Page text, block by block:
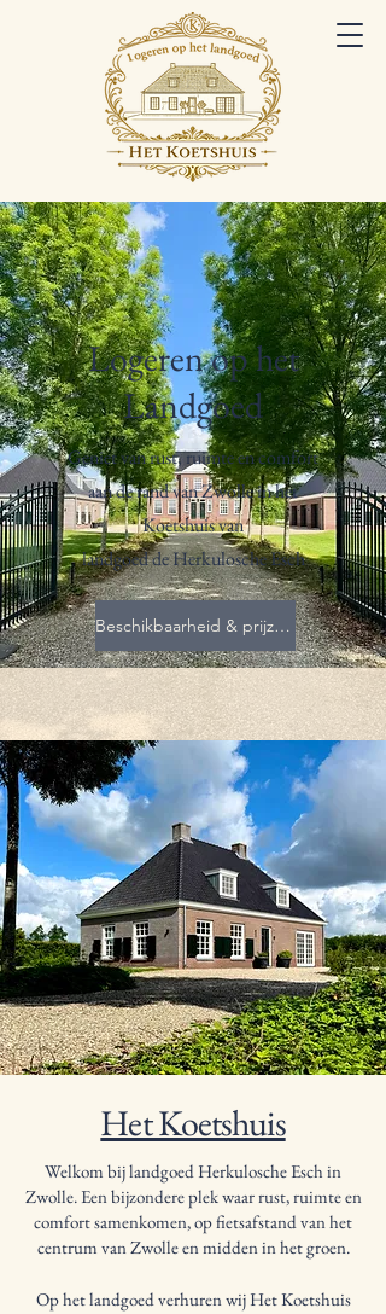
Logeren op het
Landgoed
Geniet van rust, ruimte en comfort
aan de rand van Zwolle in het
Koetshuis van
landgoed de Herkulosche Esch
Beschikbaarheid & prijzen bekijken
Het Koetshuis
Welkom bij landgoed Herkulosche Esch in
Zwolle. Een bijzondere plek waar rust, ruimte en
comfort samenkomen, op fietsafstand van het
centrum van Zwolle en midden in het groen.
Op het landgoed verhuren wij Het Koetshuis